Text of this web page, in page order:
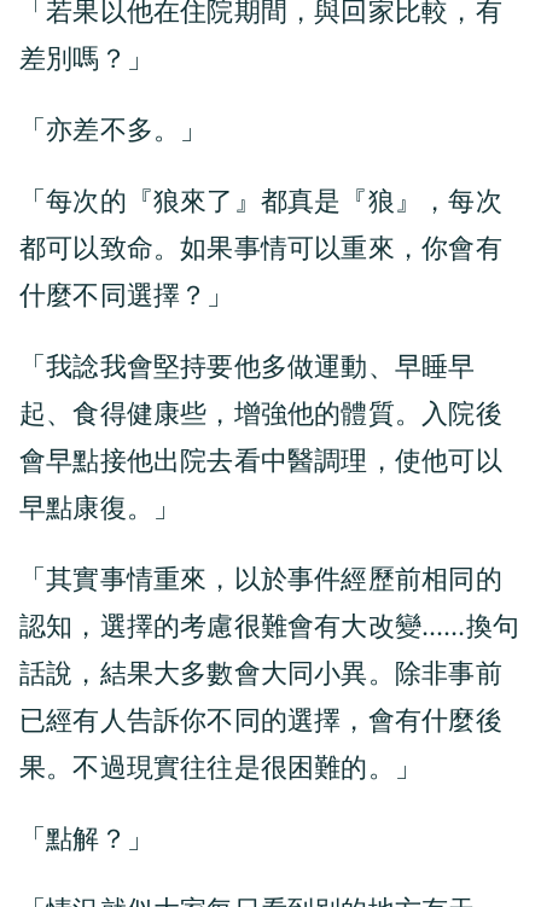
「若果以他在住院期間，與回家比較，有
差別嗎？」
「亦差不多。」
「每次的『狼來了』都真是『狼』，每次
都可以致命。如果事情可以重來，你會有
什麼不同選擇？」
「我諗我會堅持要他多做運動、早睡早
起、食得健康些，增強他的體質。入院後
會早點接他出院去看中醫調理，使他可以
早點康復。」
「其實事情重來，以於事件經歷前相同的
認知，選擇的考慮很難會有大改變……換句
話說，結果大多數會大同小異。除非事前
已經有人告訴你不同的選擇，會有什麼後
果。不過現實往往是很困難的。」
「點解？」